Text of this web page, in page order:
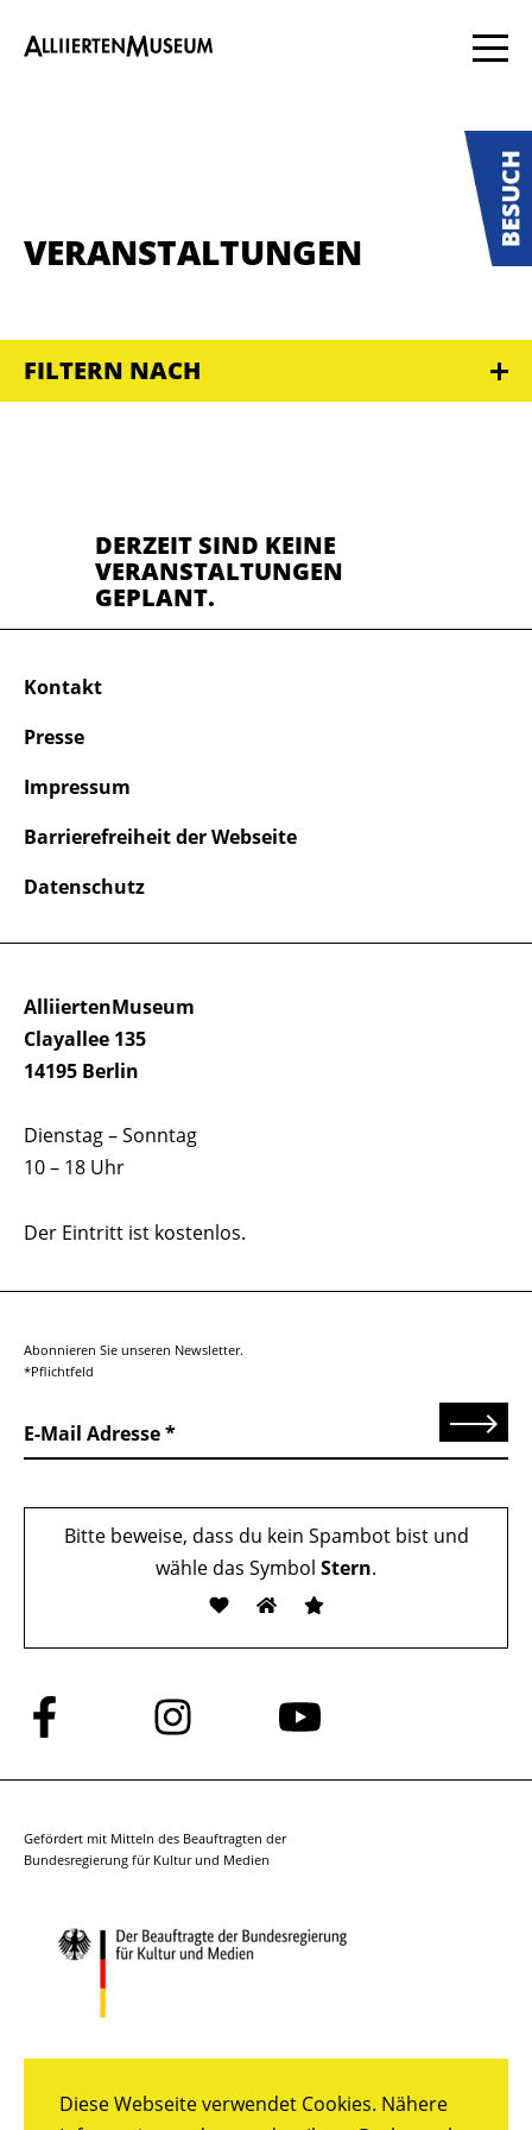
Diese Webseite verwendet Cookies. Nähere
VERANSTALTUNGEN
FILTERN NACH
DERZEIT SIND KEINE
VERANSTALTUNGEN
GEPLANT.
AlliiertenMuseum
Clayallee 135
14195 Berlin
Dienstag – Sonntag
10 – 18 Uhr
Der Eintritt ist kostenlos.
Kontakt
Presse
Impressum
Barrierefreiheit der Webseite
Datenschutz
Abonnieren Sie unseren Newsletter.
*Pflichtfeld
E-Mail Adresse Senden
Bitte beweise, dass du kein Spambot bist und
wähle das Symbol Stern.
Folge
uns
auf
Folge
uns
auf
Folge
auf
Gefördert mit Mitteln des Beauftragten der
Bundesregierung für Kultur und Medien